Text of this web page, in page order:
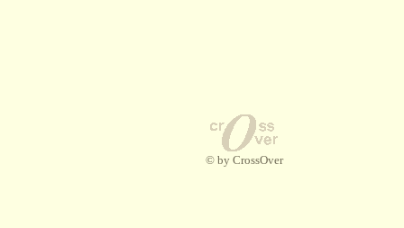
© by CrossOver